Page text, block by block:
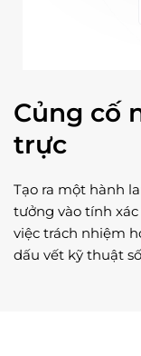
Củng cố
trực
Tạo ra một hành
tưởng vào tính
việc trách nhiệm
dấu vết kỹ thuật